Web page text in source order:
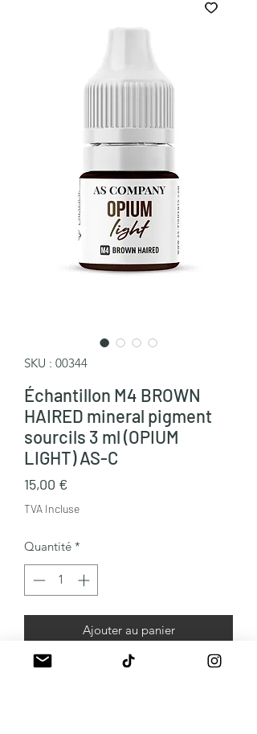
SKU : 00344
Échantillon M4 BROWN
HAIRED mineral pigment
sourcils 3 ml (OPIUM
LIGHT) AS-C
15,00 €Prix
TVA Incluse
Quantité *
Ajouter au panier